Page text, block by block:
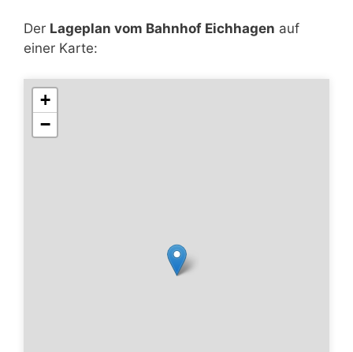
Der Lageplan vom Bahnhof Eichhagen auf
einer Karte:
+
−